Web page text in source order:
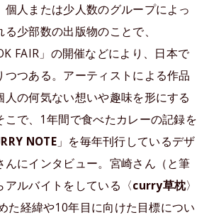
個人または少人数のグループによっ
少部数の出版物のことで、
FAIR」の開催などにより、日本で
つつある。アーティストによる作品
の何気ない想いや趣味を形にする
こで、1年間で食べたカレーの記録を
NOTE」を毎年刊行しているデザ
んにインタビュー。宮崎さん（と筆
ルバイトをしている〈curry草枕〉
た経緯や10年目に向けた目標につい